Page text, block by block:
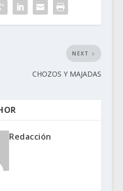
NEXT
CHOZOS Y MAJADAS
Redacción